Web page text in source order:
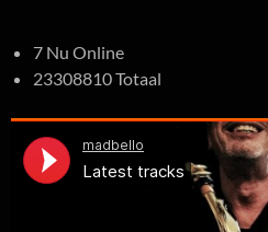
7 Nu Online
23308810 Totaal